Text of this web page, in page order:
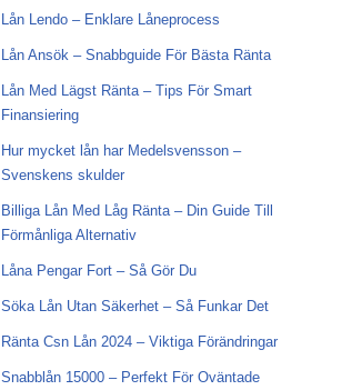
Lån Lendo – Enklare Låneprocess
Lån Ansök – Snabbguide För Bästa Ränta
Lån Med Lägst Ränta – Tips För Smart
Finansiering
Hur mycket lån har Medelsvensson –
Svenskens skulder
Billiga Lån Med Låg Ränta – Din Guide Till
Förmånliga Alternativ
Låna Pengar Fort – Så Gör Du
Söka Lån Utan Säkerhet – Så Funkar Det
Ränta Csn Lån 2024 – Viktiga Förändringar
Snabblån 15000 – Perfekt För Oväntade